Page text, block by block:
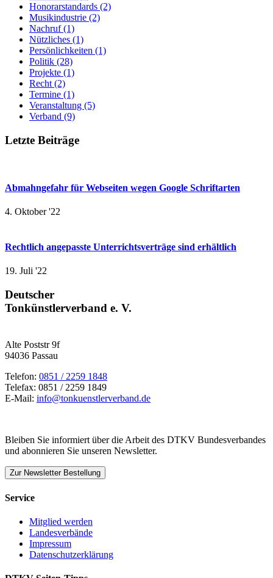
Honorarstandards (2)
Musikindustrie (2)
Nachruf(1)
Nützliches (1)
Persönlichkeiten (1)
Politik (28)
Projekte (1)
Recht (2)
Termine (1)
Veranstaltung (5)
Verband (9)
Letzte Beiträge
Abmahngefahr für Webseiten wegen Google Schriftarten
4. Oktober '22
Rechtlich angepasste Unterrichtsverträge sind erhältlich
19. Juli '22
Deutscher
Tonkünstlerverband e. V.
Alte Poststr 9f
94036 Passau
Telefon: 0851 / 2259 1848
Telefax: 0851 / 2259 1849
E-Mail: info@tonkuenstlerverband.de
Bleiben Sie informiert über die Arbeit des DTKV Bundesverbandes
und abonnieren Sie unseren Newsletter.
Zur Newsletter Bestellung
Service
Mitglied werden
Landesverbände
Impressum
Datenschutzerklärung